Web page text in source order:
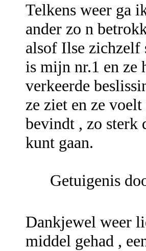
Telkens weer ga
ander zo n
alsof Ilse zichzelf
is mijn nr.1 en ze
verkeerde
ze ziet en ze
bevindt , zo sterk
kunt gaan.
Getuigenis
Dankjewel weer
middel gehad ,